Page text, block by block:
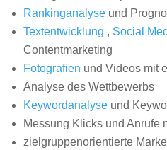
Rankinganalyseund
Textentwicklung , Social
Contentmarketing
Fotografien und Videos mit
Analyse des Wettbewerbs
Keywordanalyseund
Messung Klicks und Anrufe
zielgruppenorientierte